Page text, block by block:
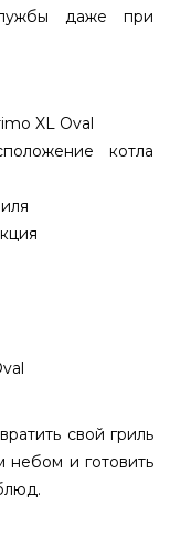
даже при
XL Oval
котла
свой гриль
небом и готовить